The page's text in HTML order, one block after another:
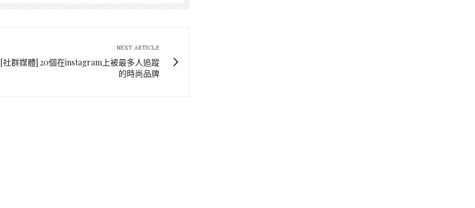
NEXT ARTICLE
[社群媒體] 20個在instagram上被最多人追蹤
的時尚品牌